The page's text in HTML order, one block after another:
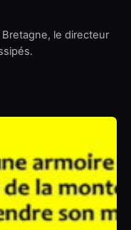
le directeur